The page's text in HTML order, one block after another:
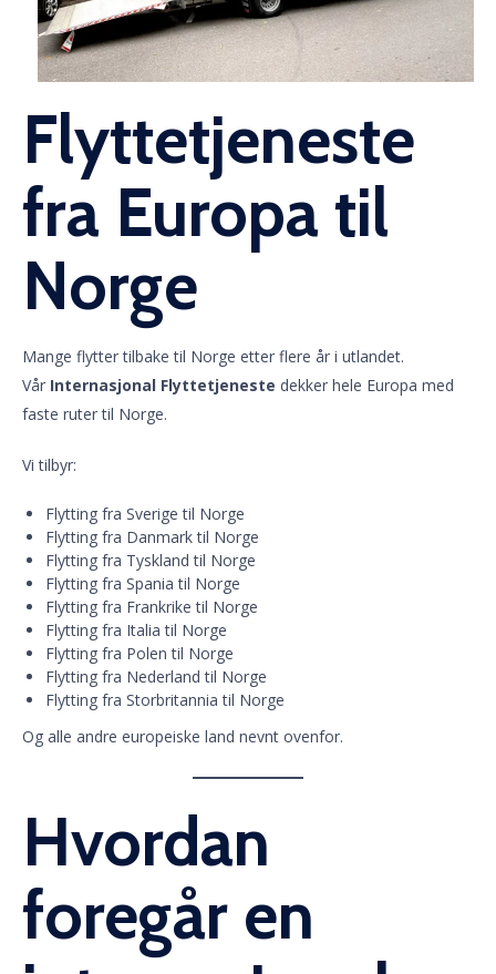
Flyttetjeneste
fra Europa til
Norge
Mange flytter tilbake til Norge etter flere år i utlandet.
Vår Internasjonal Flyttetjeneste dekker hele Europa med
faste ruter til Norge.
Vi tilbyr:
Flytting fra Sverige til Norge
Flytting fra Danmark til Norge
Flytting fra Tyskland til Norge
Flytting fra Spania til Norge
Flytting fra Frankrike til Norge
Flytting fra Italia til Norge
Flytting fra Polen til Norge
Flytting fra Nederland til Norge
Flytting fra Storbritannia til Norge
Og alle andre europeiske land nevnt ovenfor.
Hvordan
foregår en